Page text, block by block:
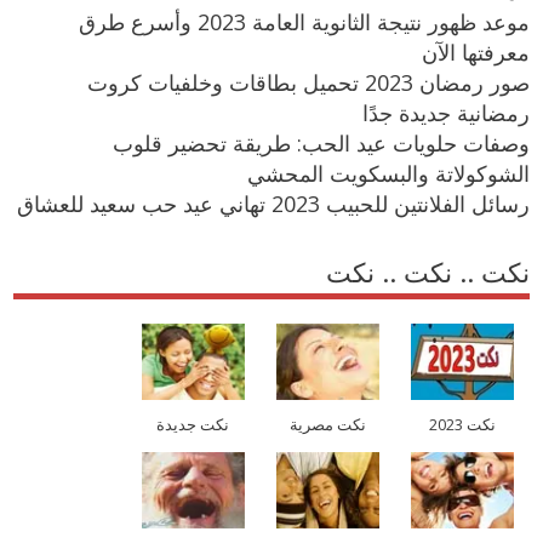
موعد ظهور نتيجة الثانوية العامة 2023 وأسرع طرق
معرفتها الآن
صور رمضان 2023 تحميل بطاقات وخلفيات كروت
رمضانية جديدة جدًا
وصفات حلويات عيد الحب: طريقة تحضير قلوب
الشوكولاتة والبسكويت المحشي
رسائل الفلانتين للحبيب 2023 تهاني عيد حب سعيد للعشاق
نكت .. نكت .. نكت
نكت 2023 نكت مصرية نكت جديدة